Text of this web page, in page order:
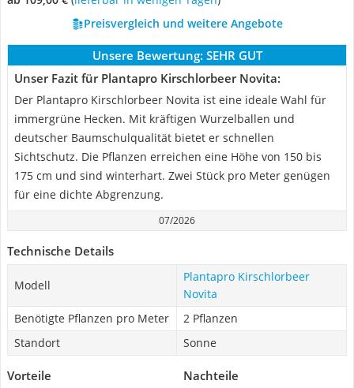
Preisvergleich und weitere Angebote
Unsere Bewertung: SEHR GUT
Unser Fazit für Plantapro Kirschlorbeer Novita:
Der Plantapro Kirschlorbeer Novita ist eine ideale Wahl für
immergrüne Hecken. Mit kräftigen Wurzelballen und
deutscher Baumschulqualität bietet er schnellen
Sichtschutz. Die Pflanzen erreichen eine Höhe von 150 bis
175 cm und sind winterhart. Zwei Stück pro Meter genügen
für eine dichte Abgrenzung.
07/2026
Technische Details
Modell
Plantapro Kirschlorbeer
Novita
Benötigte Pflanzen pro Meter
2 Pflanzen
Standort
Sonne
Vorteile Nachteile